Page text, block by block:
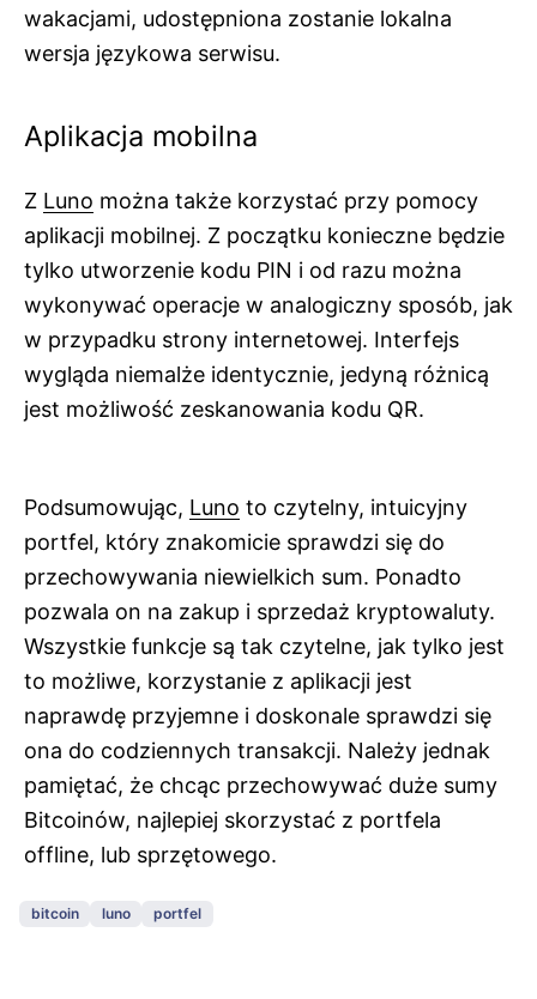
wakacjami, udostępniona zostanie lokalna
wersja językowa serwisu.
Aplikacja mobilna
Z Luno można także korzystać przy pomocy
aplikacji mobilnej. Z początku konieczne będzie
tylko utworzenie kodu PIN i od razu można
wykonywać operacje w analogiczny sposób, jak
w przypadku strony internetowej. Interfejs
wygląda niemalże identycznie, jedyną różnicą
jest możliwość zeskanowania kodu QR.
Podsumowując, Luno to czytelny, intuicyjny
portfel, który znakomicie sprawdzi się do
przechowywania niewielkich sum. Ponadto
pozwala on na zakup i sprzedaż kryptowaluty.
Wszystkie funkcje są tak czytelne, jak tylko jest
to możliwe, korzystanie z aplikacji jest
naprawdę przyjemne i doskonale sprawdzi się
ona do codziennych transakcji. Należy jednak
pamiętać, że chcąc przechowywać duże sumy
Bitcoinów, najlepiej skorzystać z portfela
offline, lub sprzętowego.
bitcoin luno portfel